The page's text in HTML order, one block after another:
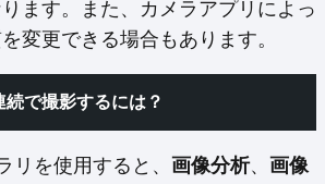
ます。また、カメラアプリによっ
変更できる場合もあります。
で撮影するには？
リを使用すると、 画像分析、 画像